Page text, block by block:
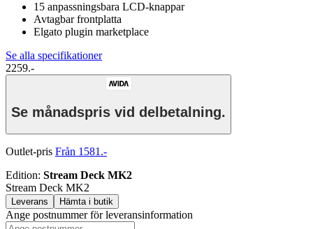
15 anpassningsbara LCD-knappar
Avtagbar frontplatta
Elgato plugin marketplace
Se alla specifikationer
2259.-
Se månadspris vid delbetalning.
Outlet-pris Från 1581.-
Edition: Stream Deck MK2
Stream Deck MK2
Leverans Hämta i butik
Ange postnummer för leveransinformation